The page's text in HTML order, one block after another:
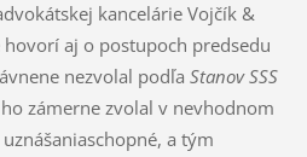
kancelárie Vojčík &
hovorí aj o postupoch predsedu
nezvolal podľa Stanov SSS
zámerne zvolal v nevhodnom
a tým